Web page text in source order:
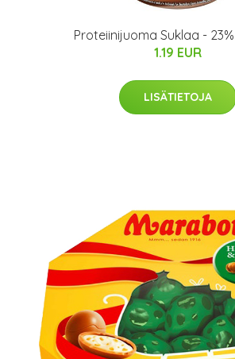
Proteiinijuoma Suklaa -
1.19 EUR
LISÄTIETOJA